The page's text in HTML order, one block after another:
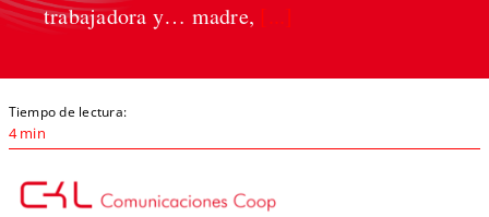
trabajadora y… madre, [...]
Tiempo de lectura:
4 min